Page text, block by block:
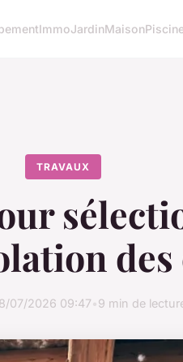
ImmoJardinMaison
TRAVAUX
des
07/2026 09:47 9 min de